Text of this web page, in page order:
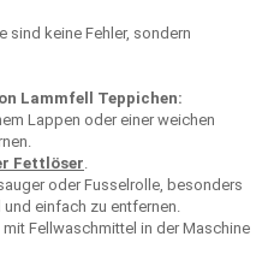
sind keine Fehler, sondern
Lammfell Teppichen:
Lappen oder einer weichen
Fettlöser
oder Fusselrolle, besonders
einfach zu entfernen.
Fellwaschmittel in der Maschine